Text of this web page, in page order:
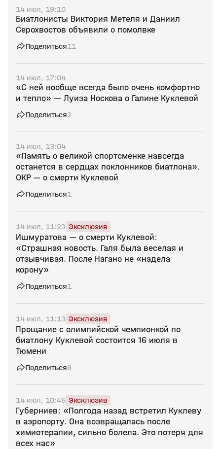
14 июл, 19:10
Биатлонисты Виктория Метеля и Даниил
Серохвостов объявили о помолвке
Поделиться11
14 июл, 17:04
«С ней вообще всегда было очень комфортно
и тепло» — Луиза Носкова о Галине Куклевой
Поделиться2
14 июл, 13:04
«Память о великой спортсменке навсегда
останется в сердцах поклонников биатлона».
ОКР — о смерти Куклевой
Поделиться1
14 июл, 11:23 Эксклюзив
Ишмуратова — о смерти Куклевой:
«Страшная новость. Галя была веселая и
отзывчивая. После Нагано не «надела
корону»
Поделиться1
14 июл, 11:13 Эксклюзив
Прощание с олимпийской чемпионкой по
биатлону Куклевой состоится 16 июля в
Тюмени
Поделиться8
14 июл, 10:45 Эксклюзив
Губерниев: «Полгода назад встретил Куклеву
в аэропорту. Она возвращалась после
химиотерапии, сильно болела. Это потеря для
всех нас»